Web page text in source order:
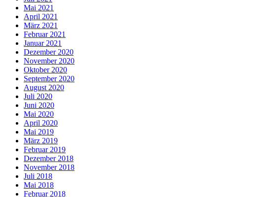
Mai 2021
April 2021
März 2021
Februar 2021
Januar 2021
Dezember 2020
November 2020
Oktober 2020
September 2020
August 2020
Juli 2020
Juni 2020
Mai 2020
April 2020
Mai 2019
März 2019
Februar 2019
Dezember 2018
November 2018
Juli 2018
Mai 2018
Februar 2018